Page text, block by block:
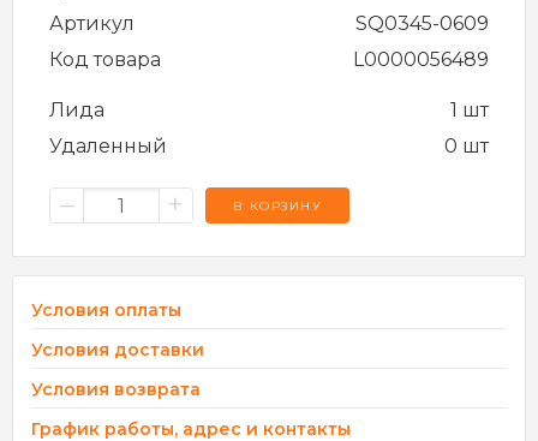
Артикул
SQ0345-0609
Код товара
L0000056489
Лида
1 шт
Удаленный
0 шт
– + В КОРЗИНУ
Условия оплаты
Условия доставки
Условия возврата
График работы, адрес и контакты